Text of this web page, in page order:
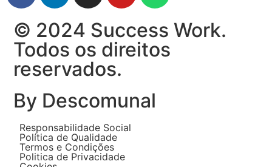
© 2024 Success Work.
Todos os direitos
reservados.
By Descomunal
Responsabilidade Social
Política de Qualidade
Termos e Condições
Politica de Privacidade